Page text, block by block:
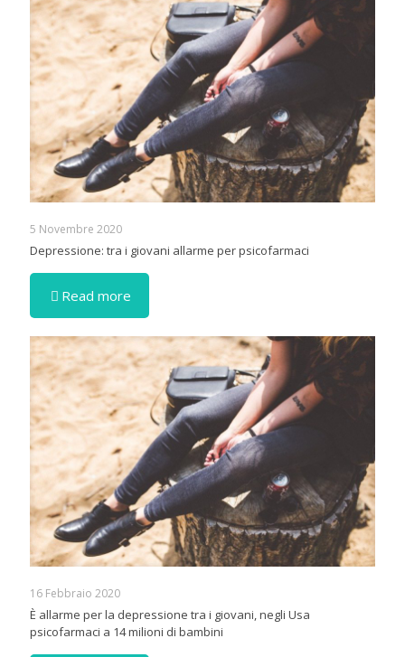
5 Novembre 2020
Depressione: tra i giovani allarme per psicofarmaci
Read more
16 Febbraio 2020
È allarme per la depressione tra i giovani, negli Usa
psicofarmaci a 14 milioni di bambini